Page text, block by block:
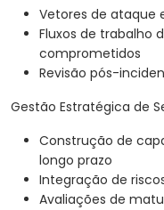
Vetores de ataque
Fluxos de trabalho
comprometidos
Revisão pós-
Gestão Estratégica de
Construção de
longo prazo
Integração de
Avaliações de